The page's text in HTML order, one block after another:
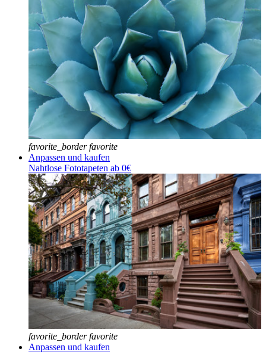
favorite_border favorite
Anpassen und kaufen
Nahtlose Fototapeten ab 0€
favorite_border favorite
Anpassen und kaufen